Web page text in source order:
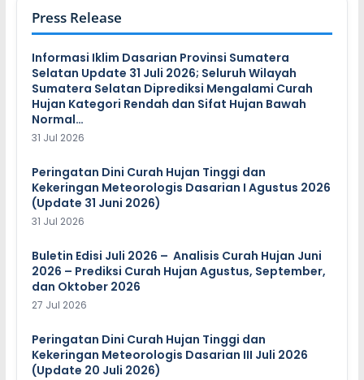
Press Release
Informasi Iklim Dasarian Provinsi Sumatera
Selatan Update 31 Juli 2026; Seluruh Wilayah
Sumatera Selatan Diprediksi Mengalami Curah
Hujan Kategori Rendah dan Sifat Hujan Bawah
Normal…
31 Jul 2026
Peringatan Dini Curah Hujan Tinggi dan
Kekeringan Meteorologis Dasarian I Agustus 2026
(Update 31 Juni 2026)
31 Jul 2026
Buletin Edisi Juli 2026 – Analisis Curah Hujan Juni
2026 – Prediksi Curah Hujan Agustus, September,
dan Oktober 2026
27 Jul 2026
Peringatan Dini Curah Hujan Tinggi dan
Kekeringan Meteorologis Dasarian III Juli 2026
(Update 20 Juli 2026)